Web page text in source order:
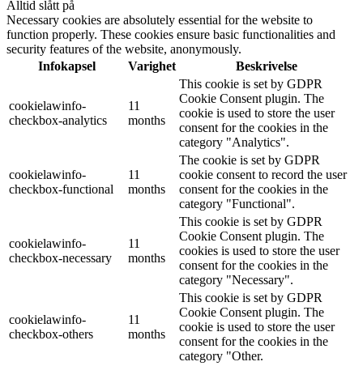
Alltid slått på
Necessary cookies are absolutely essential for the website to
function properly. These cookies ensure basic functionalities and
security features of the website, anonymously.
Infokapsel
Varighet Beskrivelse
cookielawinfo-
checkbox-analytics
11
months
This cookie is set by GDPR
Cookie Consent plugin. The
cookie is used to store the user
consent for the cookies in the
category "Analytics".
cookielawinfo-
checkbox-functional
11
months
The cookie is set by GDPR
cookie consent to record the user
consent for the cookies in the
category "Functional".
cookielawinfo-
checkbox-necessary
11
months
This cookie is set by GDPR
Cookie Consent plugin. The
cookies is used to store the user
consent for the cookies in the
category "Necessary".
cookielawinfo-
checkbox-others
11
months
This cookie is set by GDPR
Cookie Consent plugin. The
cookie is used to store the user
consent for the cookies in the
category "Other.